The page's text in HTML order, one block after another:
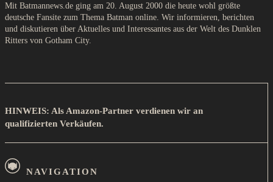
Mit Batmannews.de ging am 20. August 2000 die heute wohl größte
deutsche Fansite zum Thema Batman online. Wir informieren, berichten
und diskutieren über Aktuelles und Interessantes aus der Welt des Dunklen
Ritters von Gotham City.
HINWEIS: Als Amazon-Partner verdienen wir an
qualifizierten Verkäufen.
NAVIGATION